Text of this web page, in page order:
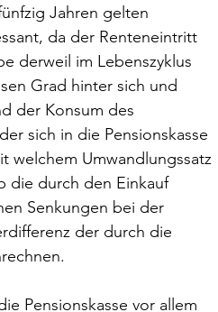
Jahren gelten
da der Renteneintritt
derweil im Lebenszyklus
Grad hinter sich und
der Konsum des
sich in die Pensionskasse
welchem Umwandlungssatz
die durch den Einkauf
Senkungen bei der
der durch die
Pensionskasse vor allem